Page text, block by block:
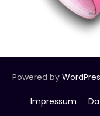
Powered by
Impressum